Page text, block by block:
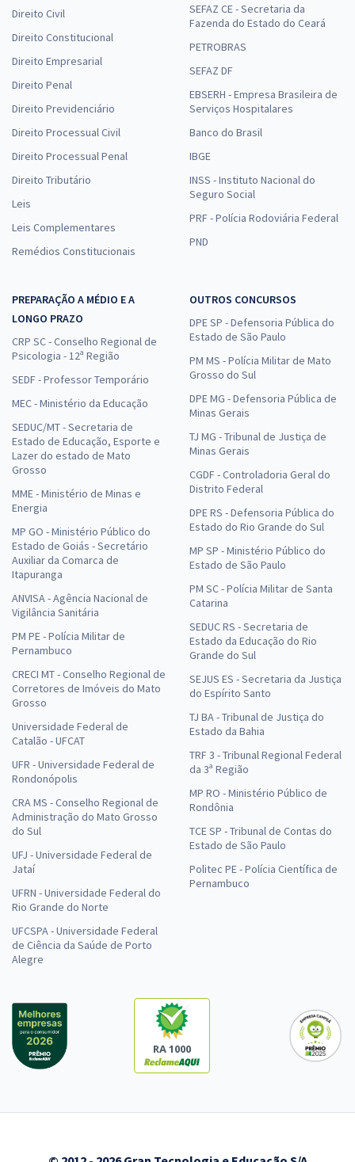
Direito Civil
Direito Constitucional
Direito Empresarial
Direito Penal
Direito Previdenciário
Direito Processual Civil
Direito Processual Penal
Direito Tributário
Leis
Leis Complementares
Remédios Constitucionais
SEFAZ CE - Secretaria da
Fazenda do Estado do Ceará
PETROBRAS
SEFAZ DF
EBSERH - Empresa Brasileira de
Serviços Hospitalares
Banco do Brasil
IBGE
INSS - Instituto Nacional do
Seguro Social
PRF - Polícia Rodoviária Federal
PND
PREPARAÇÃO A MÉDIO E A
LONGO PRAZO
CRP SC - Conselho Regional de
Psicologia - 12ª Região
SEDF - Professor Temporário
MEC - Ministério da Educação
SEDUC/MT - Secretaria de
Estado de Educação, Esporte e
Lazer do estado de Mato
Grosso
MME - Ministério de Minas e
Energia
MP GO - Ministério Público do
Estado de Goiás - Secretário
Auxiliar da Comarca de
Itapuranga
ANVISA - Agência Nacional de
Vigilância Sanitária
PM PE - Polícia Militar de
Pernambuco
CRECI MT - Conselho Regional de
Corretores de Imóveis do Mato
Grosso
Universidade Federal de
Catalão - UFCAT
UFR - Universidade Federal de
Rondonópolis
CRA MS - Conselho Regional de
Administração do Mato Grosso
do Sul
UFJ - Universidade Federal de
Jataí
UFRN - Universidade Federal do
Rio Grande do Norte
UFCSPA - Universidade Federal
de Ciência da Saúde de Porto
Alegre
OUTROS CONCURSOS
DPE SP - Defensoria Pública do
Estado de São Paulo
PM MS - Polícia Militar de Mato
Grosso do Sul
DPE MG - Defensoria Pública de
Minas Gerais
TJ MG - Tribunal de Justiça de
Minas Gerais
CGDF - Controladoria Geral do
Distrito Federal
DPE RS - Defensoria Pública do
Estado do Rio Grande do Sul
MP SP - Ministério Público do
Estado de São Paulo
PM SC - Polícia Militar de Santa
Catarina
SEDUC RS - Secretaria de
Estado da Educação do Rio
Grande do Sul
SEJUS ES - Secretaria da Justiça
do Espírito Santo
TJ BA - Tribunal de Justiça do
Estado da Bahia
TRF 3 - Tribunal Regional Federal
da 3ª Região
MP RO - Ministério Público de
Rondônia
TCE SP - Tribunal de Contas do
Estado de São Paulo
Politec PE - Polícia Científica de
Pernambuco
RA 1000